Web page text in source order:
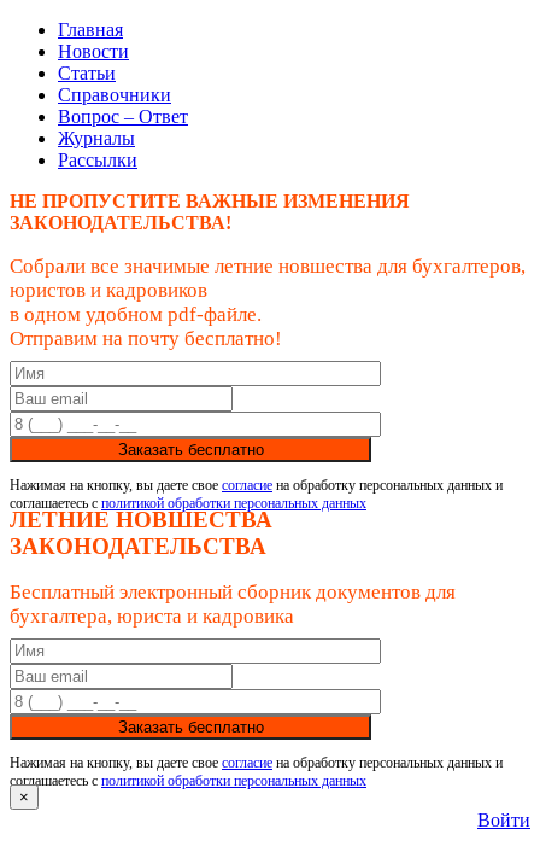
Главная
Новости
Статьи
Справочники
Вопрос – Ответ
Журналы
Рассылки
НЕ ПРОПУСТИТЕ ВАЖНЫЕ ИЗМЕНЕНИЯ
ЗАКОНОДАТЕЛЬСТВА!
Собрали все значимые летние новшества для бухгалтеров,
юристов и кадровиков
в одном удобном pdf-файле.
Отправим на почту бесплатно!
Заказать бесплатно
Нажимая на кнопку, вы даете свое согласие на обработку персональных данных и
соглашаетесь с политикой обработки персональных данных
ЛЕТНИЕ НОВШЕСТВА
ЗАКОНОДАТЕЛЬСТВА
Бесплатный электронный сборник документов для
бухгалтера, юриста и кадровика
Заказать бесплатно
Нажимая на кнопку, вы даете свое согласие на обработку персональных данных и
соглашаетесь с политикой обработки персональных данных
×
Войти